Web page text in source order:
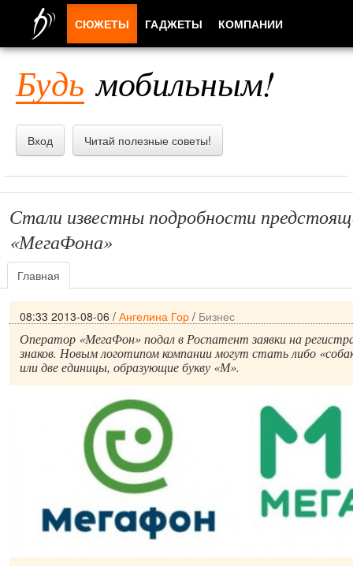
Будь мобильным!
Вход Читай полезные советы!
Стали известны подробности
«МегаФона»
Главная
08:33 2013-08-06 / Ангелина Гор / Бизнес
Оператор «МегаФон» подал в Роспатент заявки на
знаков. Новым логотипом компании могут стать либо
или две единицы, образующие букву «М».
СЮЖЕТЫ ГАДЖЕТЫ КОМПАНИИ
ПРИЛОЖЕНИЯ